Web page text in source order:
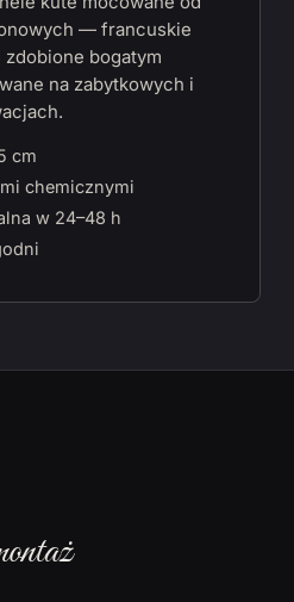
— francuskie
bogatym
na zabytkowych i
cm
chemicznymi
w 24–48 h